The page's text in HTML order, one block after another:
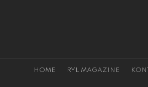
HOME RYL MAGAZINE